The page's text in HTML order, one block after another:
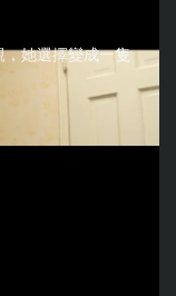
，她選擇變成一隻